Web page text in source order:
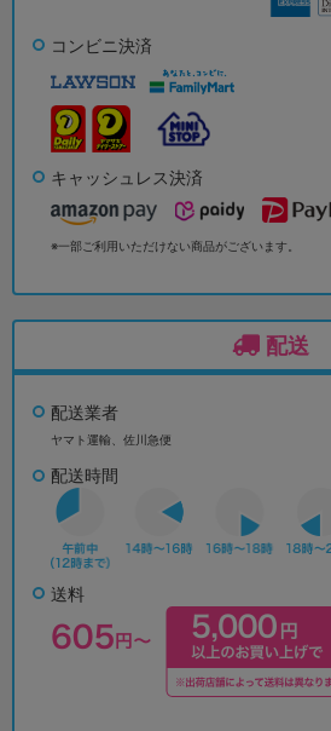
コンビニ決済
キャッシュレス決済
※一部ご利用いただけない商品がございます。
配送
配送業者
ヤマト運輸、佐川急便
配送時間
送料